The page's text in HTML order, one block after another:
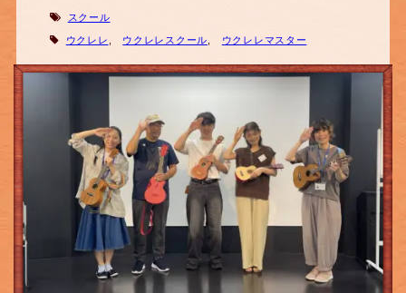
スクール
ウクレレ ウクレレスクール ウクレレマスター